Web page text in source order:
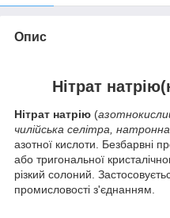
Опис
Нітрат
Нітрат натрію (
чилійська селітра,
азотної кислоти. Безбарвні
або тригональної
різкий солоний.
промисловості з'єднанням.